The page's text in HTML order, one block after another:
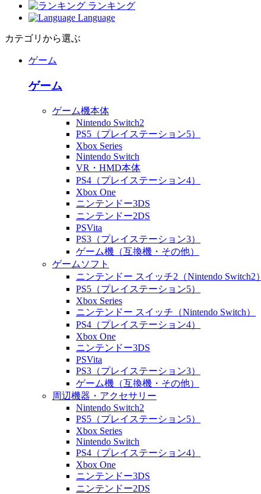
ランキング
Language
カテゴリから選ぶ
ゲーム
ゲーム
ゲーム機本体
Nintendo Switch2
PS5（プレイステーション5）
Xbox Series
Nintendo Switch
VR・HMD本体
PS4（プレイステーション4）
Xbox One
ニンテンドー3DS
ニンテンドー2DS
PSVita
PS3（プレイステーション3）
ゲーム機（互換機・その他）
ゲームソフト
ニンテンドー スイッチ2（Nintendo Switch2）
PS5（プレイステーション5）
Xbox Series
ニンテンドー スイッチ（Nintendo Switch）
PS4（プレイステーション4）
Xbox One
ニンテンドー3DS
PSVita
PS3（プレイステーション3）
ゲーム機（互換機・その他）
周辺機器・アクセサリー
Nintendo Switch2
PS5（プレイステーション5）
Xbox Series
Nintendo Switch
PS4（プレイステーション4）
Xbox One
ニンテンドー3DS
ニンテンドー2DS